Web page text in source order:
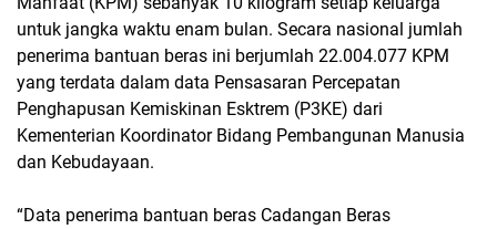
untuk jangka waktu enam bulan. Secara nasional jumlah
penerima bantuan beras ini berjumlah 22.004.077 KPM
yang terdata dalam data Pensasaran Percepatan
Penghapusan Kemiskinan Esktrem (P3KE) dari
Kementerian Koordinator Bidang Pembangunan Manusia
dan Kebudayaan.
“Data penerima bantuan beras Cadangan Beras